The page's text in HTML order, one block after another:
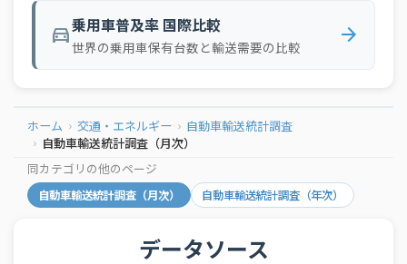
directions_car乗用車普及率 国際比較
世界の乗用車保有台数と輸送需要の比較 arrow_forward
ホーム 交通・エネルギー
自動車輸送統計調査
自動車輸送統計調査（月次）
同カテゴリの他のページ
自動車輸送統計調査（月次） 自動車輸送統計調査（年次）
データソース